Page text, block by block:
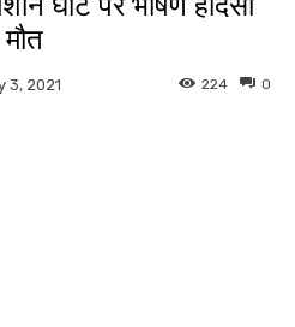
3, 2021 0
224